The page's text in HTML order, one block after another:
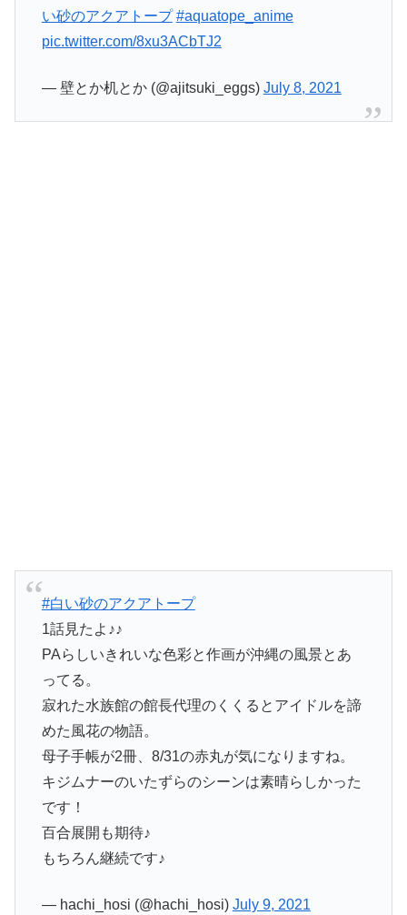
い砂のアクアトープ #aquatope_anime
pic.twitter.com/8xu3ACbTJ2
— 壁とか机とか (@ajitsuki_eggs) July 8, 2021
#白い砂のアクアトープ
1話見たよ♪♪
PAらしいきれいな色彩と作画が沖縄の風景とあ
ってる。
寂れた水族館の館長代理のくくるとアイドルを諦
めた風花の物語。
母子手帳が2冊、8/31の赤丸が気になりますね。
キジムナーのいたずらのシーンは素晴らしかった
です！
百合展開も期待♪
もちろん継続です♪
— hachi_hosi (@hachi_hosi) July 9, 2021